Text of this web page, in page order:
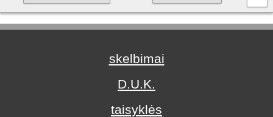
skelbimai
D.U.K.
taisyklės